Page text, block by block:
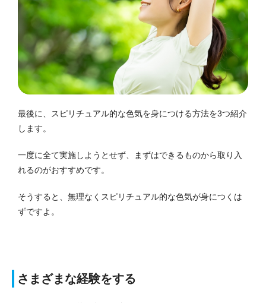
最後に、スピリチュアル的な色気を身につける方法を3つ紹介
します。
一度に全て実施しようとせず、まずはできるものから取り入
れるのがおすすめです。
そうすると、無理なくスピリチュアル的な色気が身につくは
ずですよ。
さまざまな経験をする